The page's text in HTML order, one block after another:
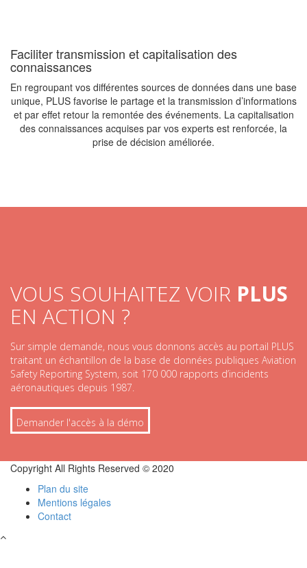
Faciliter transmission et capitalisation des
connaissances
En regroupant vos différentes sources de données dans une base
unique, PLUS favorise le partage et la transmission d’informations
et par effet retour la remontée des événements. La capitalisation
des connaissances acquises par vos experts est renforcée, la
prise de décision améliorée.
VOUS SOUHAITEZ VOIR PLUS
EN ACTION ?
Sur simple demande, nous vous donnons accès au portail PLUS
traitant un échantillon de la base de données publiques Aviation
Safety Reporting System, soit 170 000 rapports d’incidents
aéronautiques depuis 1987.
Demander l'accès à la démo
Copyright All Rights Reserved © 2020
Plan du site
Mentions légales
Contact